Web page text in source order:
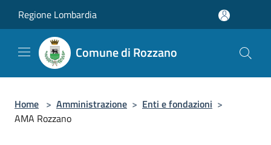
Regione Lombardia
Comune di Rozzano
Home > Amministrazione > Enti e fondazioni >
AMA Rozzano